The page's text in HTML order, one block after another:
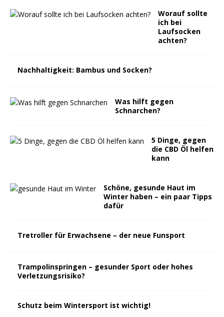
Worauf sollte
ich bei
Laufsocken
achten?
Nachhaltigkeit: Bambus und Socken?
Was hilft gegen
Schnarchen?
5 Dinge, gegen
die CBD Öl helfen
kann
Schöne, gesunde Haut im
Winter haben – ein paar Tipps
dafür
Tretroller für Erwachsene – der neue Funsport
Trampolinspringen – gesunder Sport oder hohes
Verletzungsrisiko?
Schutz beim Wintersport ist wichtig!